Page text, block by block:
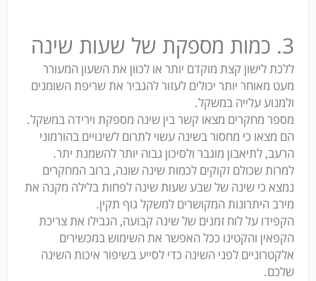
3. כמות מספקת של שעות שינה
ללכת לישון קצת מוקדם יותר או לכוון את השעון המעורר
מעט מאוחר יותר יכולים לעזור להגביר את שריפת השומנים
ולמנוע עלייה במשקל.
מספר מחקרים מצאו קשר בין שינה מספקת וירידה במשקל.
הם מצאו כי מחסור בשינה עשוי לתרום לשינויים בהורמוני
הרעב, לתיאבון מוגבר ולסיכון גבוה יותר להשמנת יתר.
למרות שכולם זקוקים לכמות שינה שונה, ברוב המחקרים
נמצא כי שינה של שבע שעות שינה לפחות בלילה מקנה את
מירב היתרונות המקושרים למשקל גוף תקין.
הקפידו על לוח זמנים של שינה קבועה, הגבילו את צריכת
הקפאין והקטינו ככל האפשר את השימוש במכשירים
אלקטרוניים לפני השינה כדי לסייע בשיפור איכות השינה
שלכם.